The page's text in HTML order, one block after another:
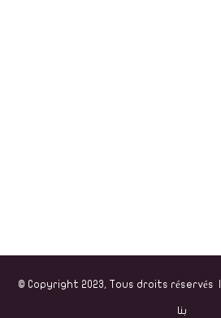
© Copyright 2023, Tous droits réservés |
بنا